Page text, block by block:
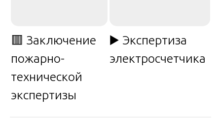
🟥 Заключение
пожарно-
технической
экспертизы
▶️ Экспертиза
электросчетчика